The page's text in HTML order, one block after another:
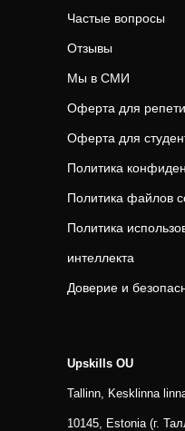
Частые вопросы
Отзывы
Мы в СМИ
Оферта для
Оферта для
Политика
Политика файлов
Политика
интеллекта
Доверие и
Upskills OU
Tallinn, Kesklinna
10145, Estonia (г.